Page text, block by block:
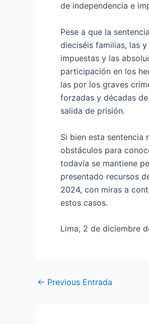
de independencia e
Pese a que la
dieciséis familias, las
impuestas y las
participación en los
las por los graves
forzadas y décadas
salida de prisión.
Si bien esta sentencia
obstáculos para
todavía se mantiene
presentado recursos
2024, con miras a
estos casos.
Lima, 2 de diciembre
← Previous Entrada